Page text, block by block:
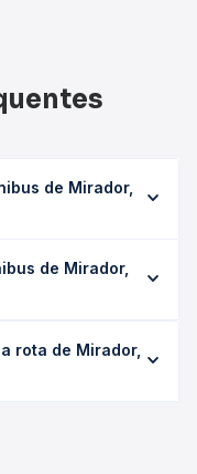
de Mirador,
variar
desejada.
de Mirador,
150,88 e varia
o tipo de poltrona
rota de Mirador,